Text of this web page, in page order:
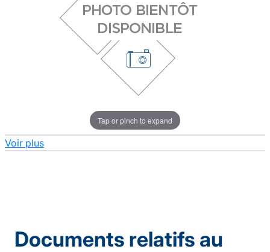
Tap or pinch to expand
Voir plus
Documents relatifs au